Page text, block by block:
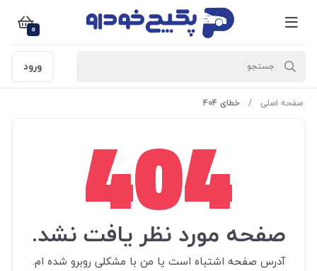
0
ورود
صفحه اصلی خطای 404
404
صفحه مورد نظر یافت نشد.
آدرس صفحه اشتباه است یا من با مشکلی روبرو شده ام.